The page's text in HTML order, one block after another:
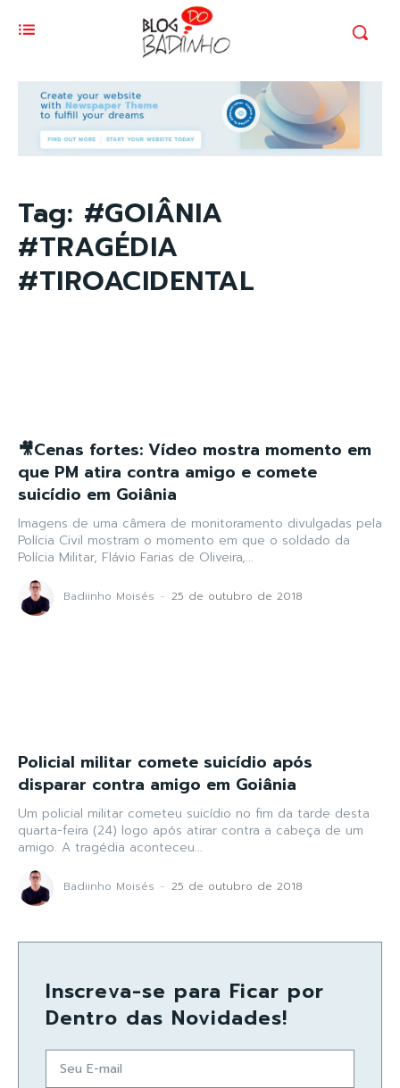
Tag: #GOIÂNIA
#TRAGÉDIA
#TIROACIDENTAL
🎥Cenas fortes: Vídeo mostra momento em
que PM atira contra amigo e comete
suicídio em Goiânia
Imagens de uma câmera de monitoramento divulgadas pela
Polícia Civil mostram o momento em que o soldado da
Polícia Militar, Flávio Farias de Oliveira,...
Badiinho Moisés - 25 de outubro de 2018
Policial militar comete suicídio após
disparar contra amigo em Goiânia
Um policial militar cometeu suicídio no fim da tarde desta
quarta-feira (24) logo após atirar contra a cabeça de um
amigo. A tragédia aconteceu...
Badiinho Moisés - 25 de outubro de 2018
Inscreva-se para Ficar por
Dentro das Novidades!